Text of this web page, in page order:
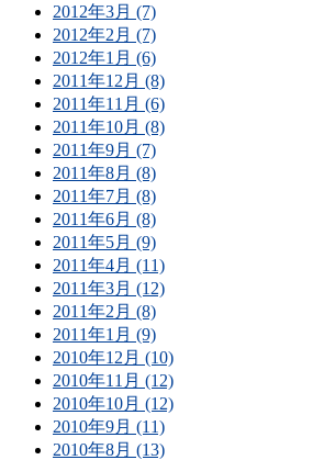
2012年3月 (7)
2012年2月 (7)
2012年1月 (6)
2011年12月 (8)
2011年11月 (6)
2011年10月 (8)
2011年9月 (7)
2011年8月 (8)
2011年7月 (8)
2011年6月 (8)
2011年5月 (9)
2011年4月 (11)
2011年3月 (12)
2011年2月 (8)
2011年1月 (9)
2010年12月 (10)
2010年11月 (12)
2010年10月 (12)
2010年9月 (11)
2010年8月 (13)